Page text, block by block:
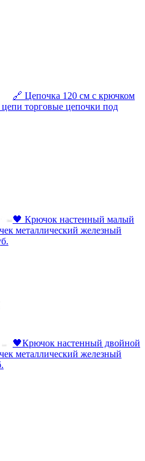
🔗 Цепочка 120 см с крючком
цепи торговые цепочки под
🖤 Крючок настенный малый
металлический железный
🖤Крючок настенный двойной
металлический железный